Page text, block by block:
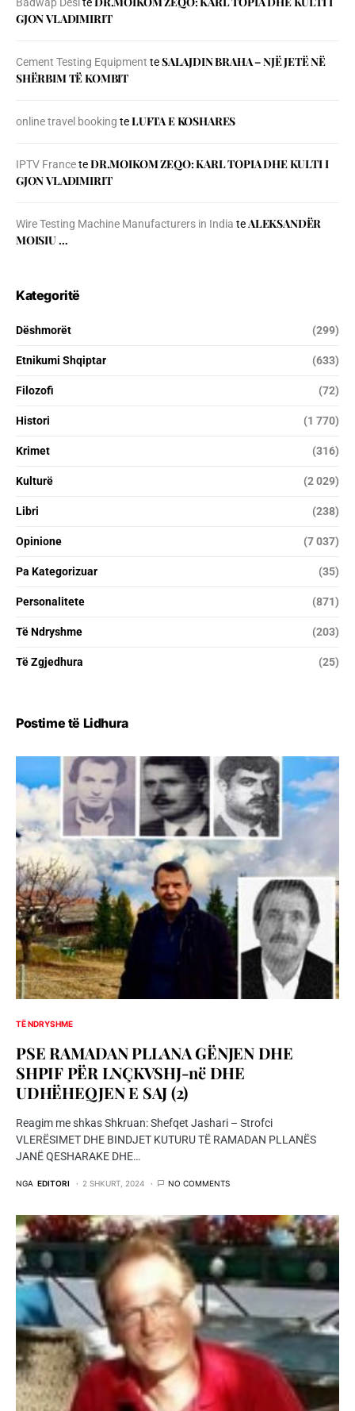
Badwap Desi te
GJON VLADIMIRIT
Cement Testing Equipment teSALAJDIN BRAHA – NJЁ JETЁ NЁ
SHЁRBIM TЁ KOMBIT
online travel booking teLUFTA E KOSHARES
IPTV FranceteDR.MOIKOM ZEQO: KARL TOPIA DHE KULTI I
GJON VLADIMIRIT
Wire Testing Machine Manufacturers in India teALEKSANDËR
MOISIU …
Kategoritë
Dëshmorët (299)
Etnikumi Shqiptar (633)
Filozofi (72)
Histori (1 770)
Krimet (316)
Kulturë (2 029)
Libri (238)
Opinione (7 037)
Pa Kategorizuar (35)
Personalitete (871)
Të Ndryshme (203)
Të Zgjedhura (25)
Postime të Lidhura
TË NDRYSHME
PSE RAMADAN PLLANA GËNJEN DHE
SHPIF PËR LNÇKVSHJ-në DHE
UDHËHEQJEN E SAJ (2)
Reagim me shkas Shkruan: Shefqet Jashari – Strofci
VLERËSIMET DHE BINDJET KUTURU TË RAMADAN PLLANËS
JANË QESHARAKE DHE…
NGA EDITORI 2 SHKURT, 2024 NO COMMENTS